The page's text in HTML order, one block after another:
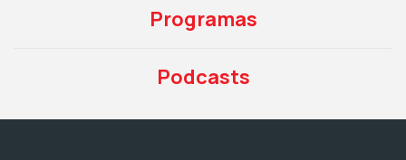
Programas
Podcasts